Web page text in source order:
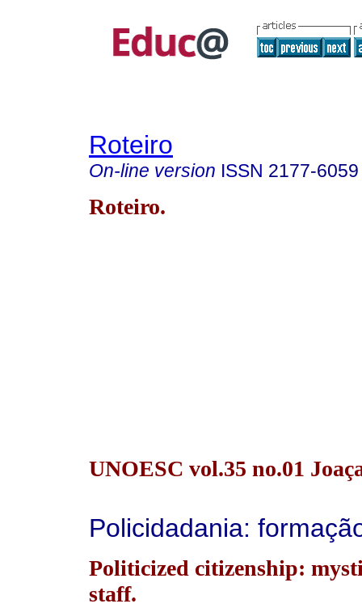
Roteiro
On-line version ISSN 2177-6059
Roteiro.
UNOESC vol.35 no.01
Policidadania:
Politicized citizenship:
staff.